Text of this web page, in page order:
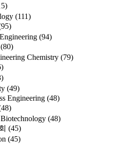
(111)
(94)
(80)
Chemistry (79)
(49)
Engineering (48)
(48)
(45)
(45)